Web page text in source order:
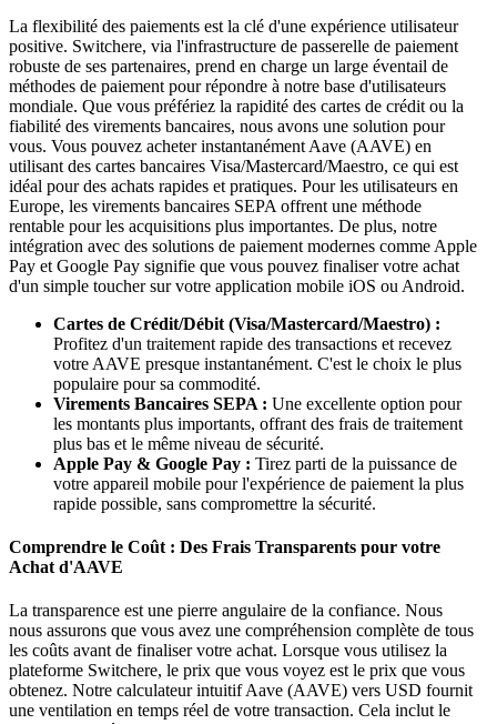
La flexibilité des paiements est la clé d'une expérience utilisateur
positive. Switchere, via l'infrastructure de passerelle de paiement
robuste de ses partenaires, prend en charge un large éventail de
méthodes de paiement pour répondre à notre base d'utilisateurs
mondiale. Que vous préfériez la rapidité des cartes de crédit ou la
fiabilité des virements bancaires, nous avons une solution pour
vous. Vous pouvez acheter instantanément Aave (AAVE) en
utilisant des cartes bancaires Visa/Mastercard/Maestro, ce qui est
idéal pour des achats rapides et pratiques. Pour les utilisateurs en
Europe, les virements bancaires SEPA offrent une méthode
rentable pour les acquisitions plus importantes. De plus, notre
intégration avec des solutions de paiement modernes comme Apple
Pay et Google Pay signifie que vous pouvez finaliser votre achat
d'un simple toucher sur votre application mobile iOS ou Android.
Cartes de Crédit/Débit (Visa/Mastercard/Maestro) :
Profitez d'un traitement rapide des transactions et recevez
votre AAVE presque instantanément. C'est le choix le plus
populaire pour sa commodité.
Virements Bancaires SEPA : Une excellente option pour
les montants plus importants, offrant des frais de traitement
plus bas et le même niveau de sécurité.
Apple Pay & Google Pay : Tirez parti de la puissance de
votre appareil mobile pour l'expérience de paiement la plus
rapide possible, sans compromettre la sécurité.
Comprendre le Coût : Des Frais Transparents pour votre
Achat d'AAVE
La transparence est une pierre angulaire de la confiance. Nous
nous assurons que vous avez une compréhension complète de tous
les coûts avant de finaliser votre achat. Lorsque vous utilisez la
plateforme Switchere, le prix que vous voyez est le prix que vous
obtenez. Notre calculateur intuitif Aave (AAVE) vers USD fournit
une ventilation en temps réel de votre transaction. Cela inclut le